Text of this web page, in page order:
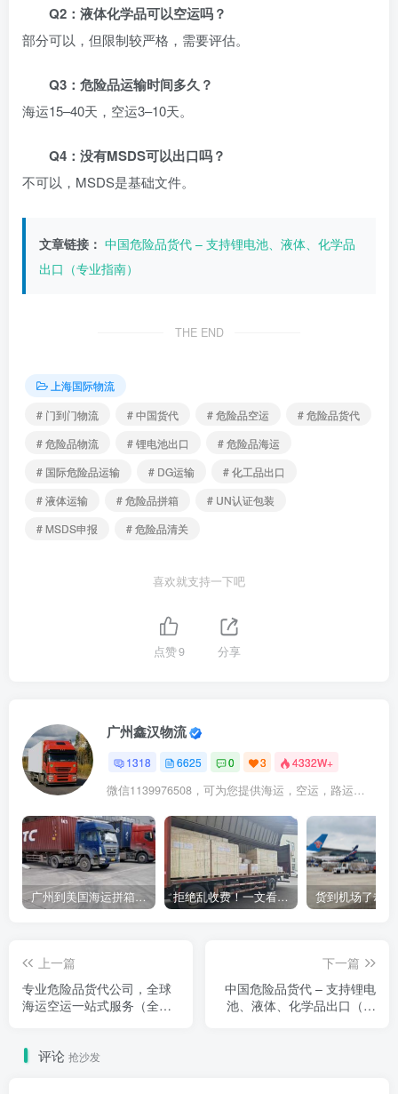
Q2：液体化学品可以空运吗？
部分可以，但限制较严格，需要评估。
Q3：危险品运输时间多久？
海运15–40天，空运3–10天。
Q4：没有MSDS可以出口吗？
不可以，MSDS是基础文件。
文章链接： 中国危险品货代 – 支持锂电池、液体、化学品
出口（专业指南）
THE END
上海国际物流
# 门到门物流
# 中国货代 # 危险品空运
# 危险品货代
# 危险品物流
# 锂电池出口
# 危险品海运
# 国际危险品运输
# DG运输
# 化工品出口
# 液体运输
# 危险品拼箱
# UN认证包装
# MSDS申报
# 危险品清关
喜欢就支持一下吧
点赞9 分享
广州鑫汉物流
1318 6625 0 3 4332W+
微信1139976508，可为您提供海运，空运，路运，铁路运输
广州到美国海运拼箱多少钱？2024年最新运费构成+隐藏费用避坑指南 拒绝乱收费！一文看懂中国货代计费套路，教你避开所有隐形坑
上一篇
专业危险品货代公司，全球
海运空运一站式服务（全面
下一篇
中国危险品货代 – 支持锂电
池、液体、化学品出口（专
评论 抢沙发